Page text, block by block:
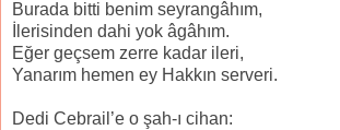
Burada bitti benim seyrangâhım,
İlerisinden dahi yok âgâhım.
Eğer geçsem zerre kadar ileri,
Yanarım hemen ey Hakkın serveri.
Dedi Cebrail’e o şah-ı cihan: